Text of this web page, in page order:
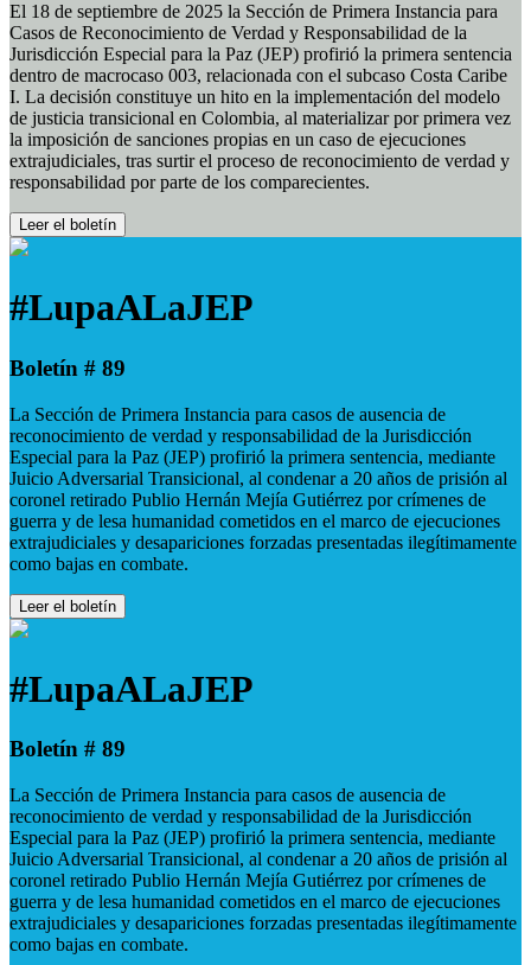
El 18 de septiembre de 2025 la Sección de Primera Instancia para
Casos de Reconocimiento de Verdad y Responsabilidad de la
Jurisdicción Especial para la Paz (JEP) profirió la primera sentencia
dentro de macrocaso 003, relacionada con el subcaso Costa Caribe
I. La decisión constituye un hito en la implementación del modelo
de justicia transicional en Colombia, al materializar por primera vez
la imposición de sanciones propias en un caso de ejecuciones
extrajudiciales, tras surtir el proceso de reconocimiento de verdad y
responsabilidad por parte de los comparecientes.
Leer el boletín
#LupaALaJEP
Boletín # 89
La Sección de Primera Instancia para casos de ausencia de
reconocimiento de verdad y responsabilidad de la Jurisdicción
Especial para la Paz (JEP) profirió la primera sentencia, mediante
Juicio Adversarial Transicional, al condenar a 20 años de prisión al
coronel retirado Publio Hernán Mejía Gutiérrez por crímenes de
guerra y de lesa humanidad cometidos en el marco de ejecuciones
extrajudiciales y desapariciones forzadas presentadas ilegítimamente
como bajas en combate.
Leer el boletín
#LupaALaJEP
Boletín # 89
La Sección de Primera Instancia para casos de ausencia de
reconocimiento de verdad y responsabilidad de la Jurisdicción
Especial para la Paz (JEP) profirió la primera sentencia, mediante
Juicio Adversarial Transicional, al condenar a 20 años de prisión al
coronel retirado Publio Hernán Mejía Gutiérrez por crímenes de
guerra y de lesa humanidad cometidos en el marco de ejecuciones
extrajudiciales y desapariciones forzadas presentadas ilegítimamente
como bajas en combate.